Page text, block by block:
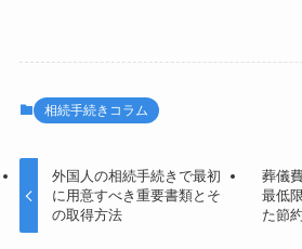
相続手続きコラム
外国人の相続手続きで最初
に用意すべき重要書類とそ
の取得方法
葬儀
最低
た節